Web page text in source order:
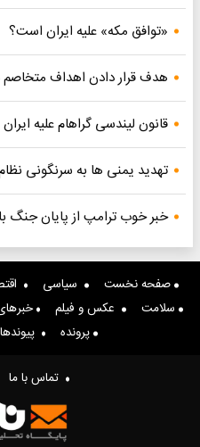
«توافق مکه» علیه ایران است؟
هدف قرار دادن اهداف
قانون لیندسی گراهام علیه
تهدید یمنی ها به سرنگونی
خبر خوب ترامپ از پایان جنگ
صفحه نخست سیاسی
سلامت
عکس و فیلم
پرونده
پیوندها
تماس با ما